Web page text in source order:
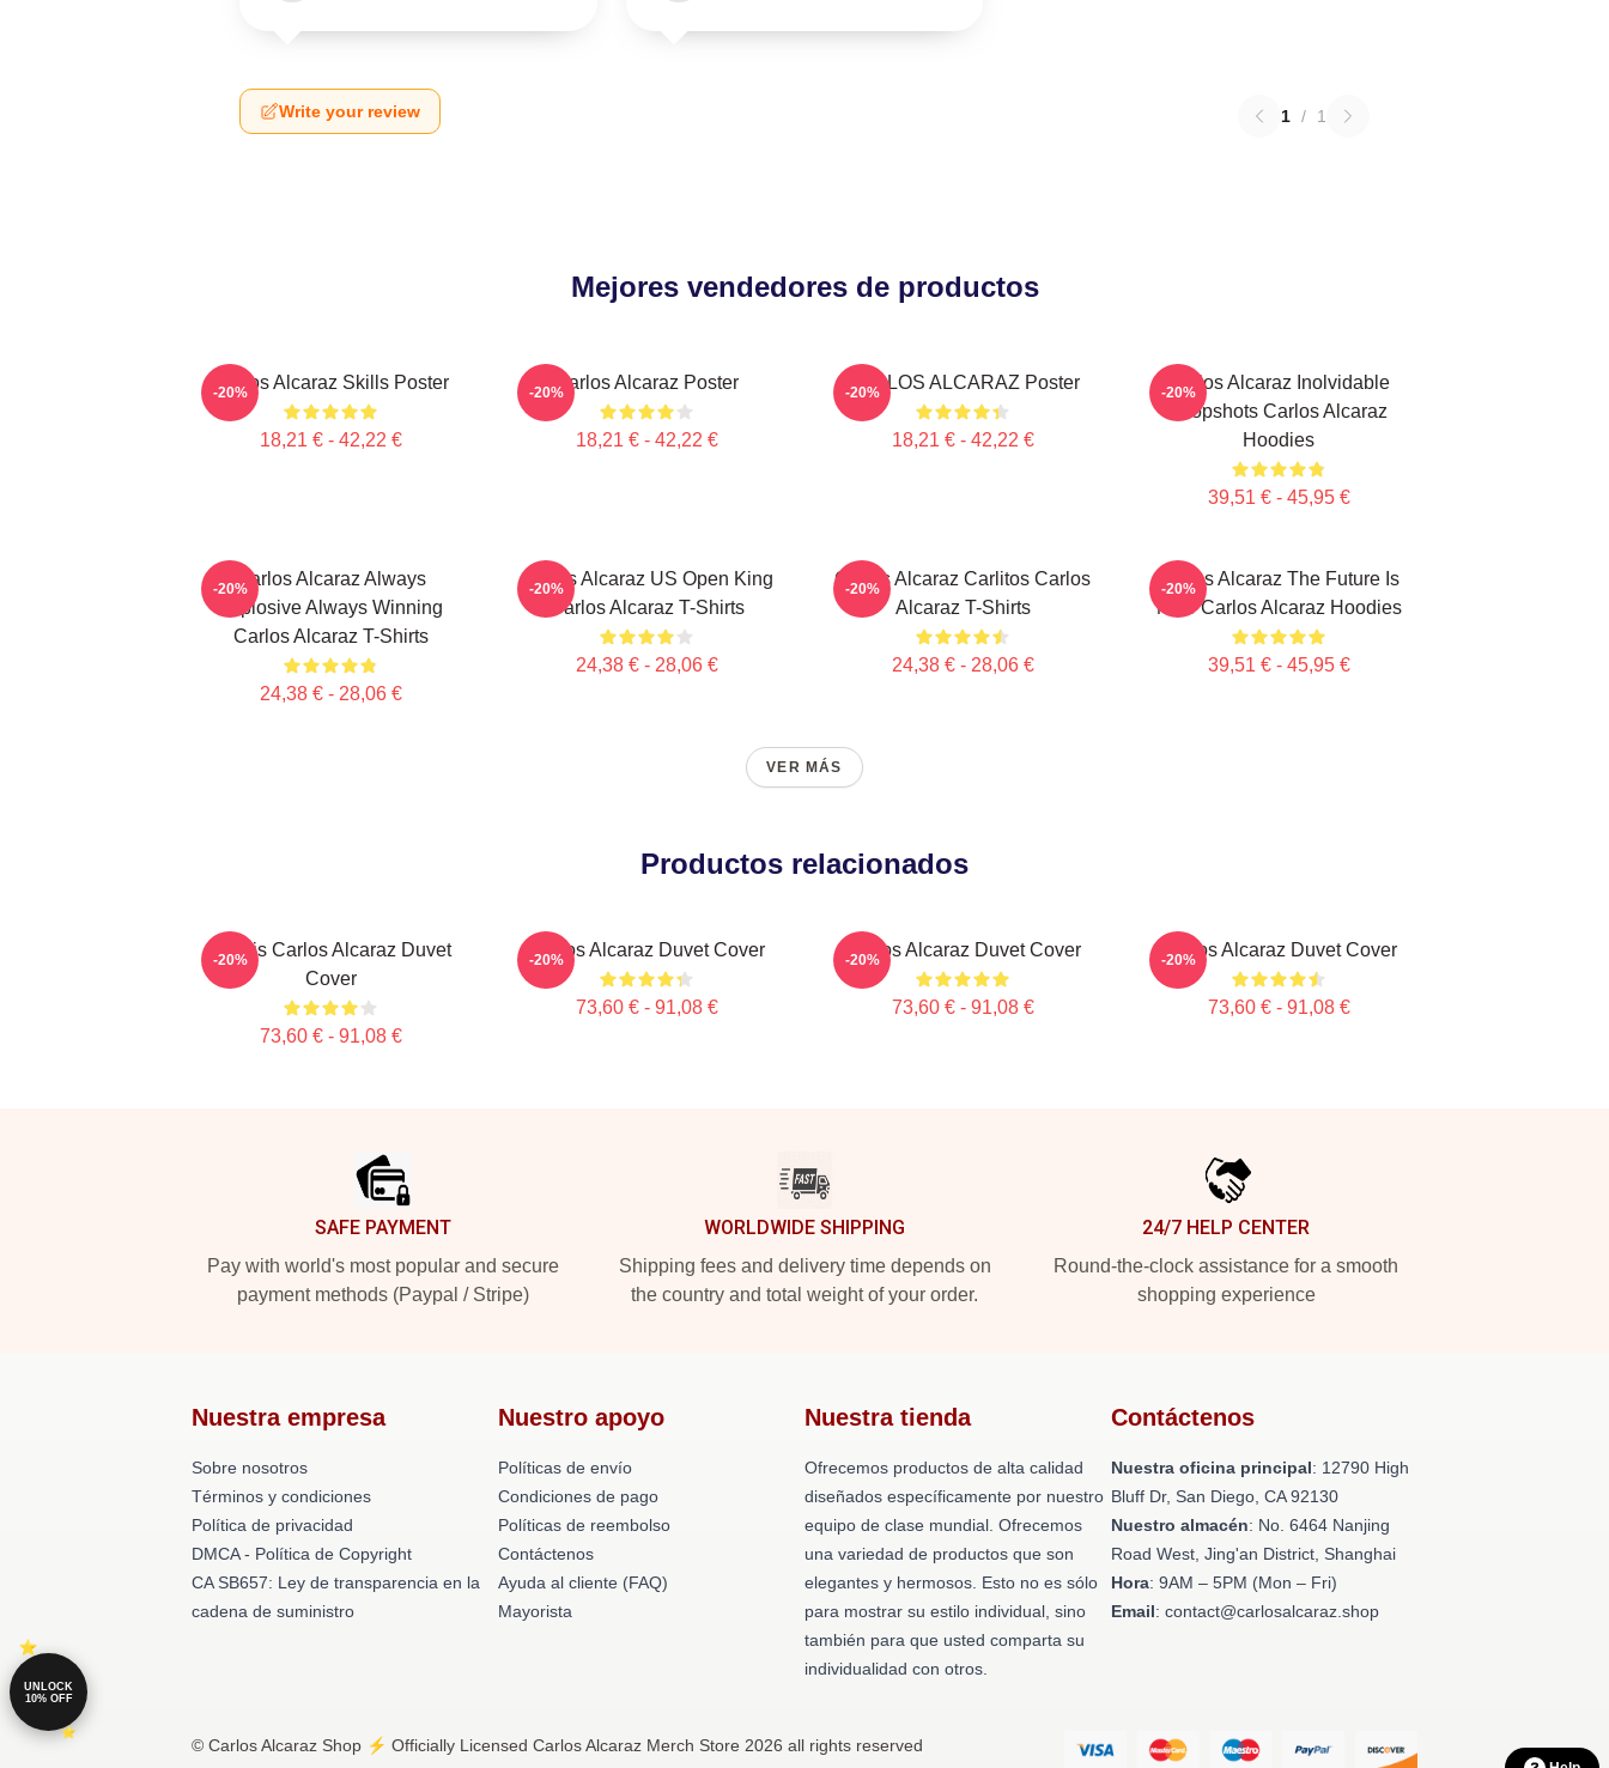
Write your review 1 / 1
Mejores vendedores de productos
Carlos Alcaraz Skills Poster
18,21 € - 42,22 €
-20% Carlos Alcaraz Poster
18,21 € - 42,22 €
-20% CARLOS ALCARAZ Poster
18,21 € - 42,22 €
-20%
Carlos Alcaraz Inolvidable
Dropshots Carlos Alcaraz
Hoodies
39,51 € - 45,95 €
-20%
Carlos Alcaraz Always
Explosive Always Winning
Carlos Alcaraz T-Shirts
24,38 € - 28,06 €
-20%
Carlos Alcaraz US Open King
Carlos Alcaraz T-Shirts
24,38 € - 28,06 €
-20%
Carlos Alcaraz Carlitos Carlos
Alcaraz T-Shirts
24,38 € - 28,06 €
-20%
Carlos Alcaraz The Future Is
Now Carlos Alcaraz Hoodies
39,51 € - 45,95 €
-20%
VER MÁS
Productos relacionados
Tennis Carlos Alcaraz Duvet
Cover
73,60 € - 91,08 €
-20% Carlos Alcaraz Duvet Cover
73,60 € - 91,08 €
-20% Carlos Alcaraz Duvet Cover
73,60 € - 91,08 €
-20% Carlos Alcaraz Duvet Cover
73,60 € - 91,08 €
-20%
SAFE PAYMENT
Pay with world's most popular and secure
payment methods (Paypal / Stripe)
WORLDWIDE SHIPPING
Shipping fees and delivery time depends on
the country and total weight of your order.
24/7 HELP CENTER
Round-the-clock assistance for a smooth
shopping experience
Nuestra empresa
Sobre nosotros
Términos y condiciones
Política de privacidad
DMCA - Política de Copyright
CA SB657: Ley de transparencia en la
cadena de suministro
Nuestro apoyo
Políticas de envío
Condiciones de pago
Políticas de reembolso
Contáctenos
Ayuda al cliente (FAQ)
Mayorista
Nuestra tienda
Ofrecemos productos de alta calidad
diseñados específicamente por nuestro
equipo de clase mundial. Ofrecemos
una variedad de productos que son
elegantes y hermosos. Esto no es sólo
para mostrar su estilo individual, sino
también para que usted comparta su
individualidad con otros.
Contáctenos
Nuestra oficina principal: 12790 High
Bluff Dr, San Diego, CA 92130
Nuestro almacén: No. 6464 Nanjing
Road West, Jing'an District, Shanghai
Hora: 9AM – 5PM (Mon – Fri)
Email: contact@carlosalcaraz.shop
© Carlos Alcaraz Shop ⚡️ Officially Licensed Carlos Alcaraz Merch Store 2026 all rights reserved
UNLOCK
10% OFF